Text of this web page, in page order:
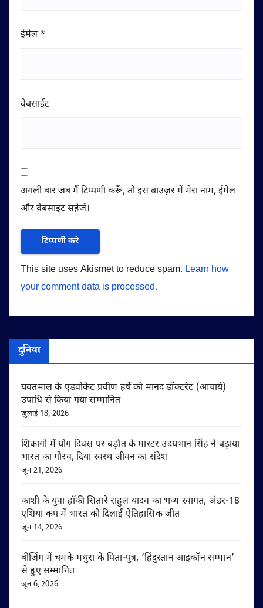
ईमेल *
वेबसाईट
अगली बार जब मैं टिप्पणी करूँ, तो इस ब्राउज़र में मेरा नाम, ईमेल
और वेबसाइट सहेजें।
This site uses Akismet to reduce spam. Learn how
your comment data is processed.
दुनिया
यवतमाल के एडवोकेट प्रवीण हर्षे को मानद डॉक्टरेट (आचार्य)
उपाधि से किया गया सम्मानित
जुलाई 18, 2026
शिकागो में योग दिवस पर बड़ौत के मास्टर उदयभान सिंह ने बढ़ाया
भारत का गौरव, दिया स्वस्थ जीवन का संदेश
जून 21, 2026
काशी के युवा हॉकी सितारे राहुल यादव का भव्य स्वागत, अंडर-18
एशिया कप में भारत को दिलाई ऐतिहासिक जीत
जून 14, 2026
बीजिंग में चमके मथुरा के पिता-पुत्र, ‘हिंदुस्तान आइकॉन सम्मान’
से हुए सम्मानित
जून 6, 2026